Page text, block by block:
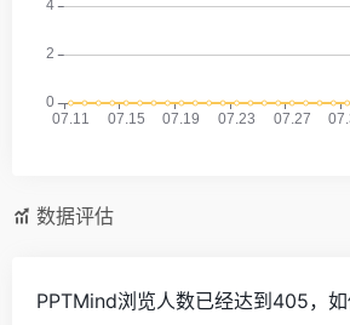
数据评估
PPTMind浏览人数已经达到405，